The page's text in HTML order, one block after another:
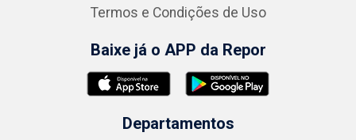
Termos e Condições de Uso
Baixe já o APP da Repor
Departamentos